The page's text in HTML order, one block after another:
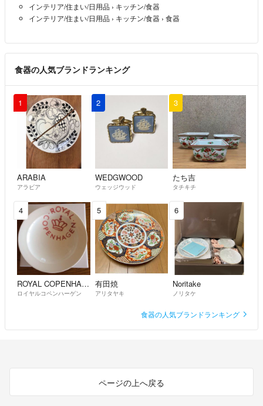
インテリア/住まい/日用品 › キッチン/食器
インテリア/住まい/日用品 › キッチン/食器 › 食器
食器の人気ブランドランキング
1
ARABIA
アラビア
2
WEDGWOOD
ウェッジウッド
3
たち吉
タチキチ
4
ROYAL COPENHAGEN
ロイヤルコペンハーゲン
5
有田焼
アリタヤキ
6
Noritake
ノリタケ
食器の人気ブランドランキング
ページの上へ戻る